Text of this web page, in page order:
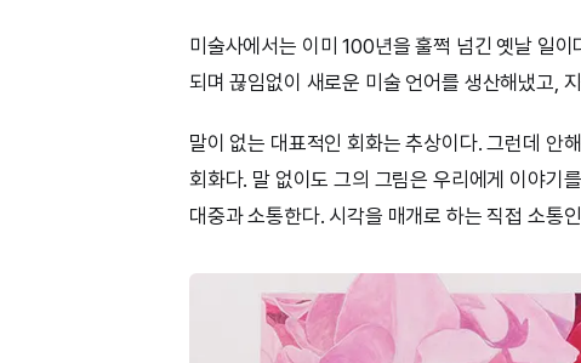
미술사에서는 이미 100년을 훌쩍 넘긴 옛날 일
되며 끊임없이 새로운 미술 언어를 생산해냈고,
말이 없는 대표적인 회화는 추상이다. 그런데 안
회화다. 말 없이도 그의 그림은 우리에게 이야기
대중과 소통한다. 시각을 매개로 하는 직접 소통